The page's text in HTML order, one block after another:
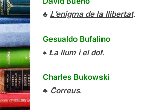
♣ L’enigma de la llibertat.
Gesualdo Bufalino
♠ La llum i el dol.
Charles Bukowski
♣ Correus.